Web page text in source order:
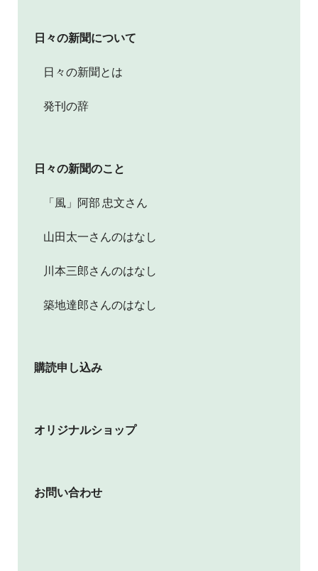
日々の新聞について
日々の新聞とは
発刊の辞
日々の新聞のこと
「風」阿部 忠文さん
山田太一さんのはなし
川本三郎さんのはなし
築地達郎さんのはなし
購読申し込み
オリジナルショップ
お問い合わせ